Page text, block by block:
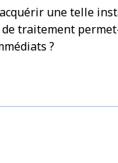
une telle
traitement
?